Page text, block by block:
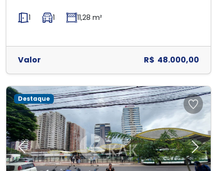
1 1 11,28 m²
Valor R$ 48.000,00
Previous Next
Destaque